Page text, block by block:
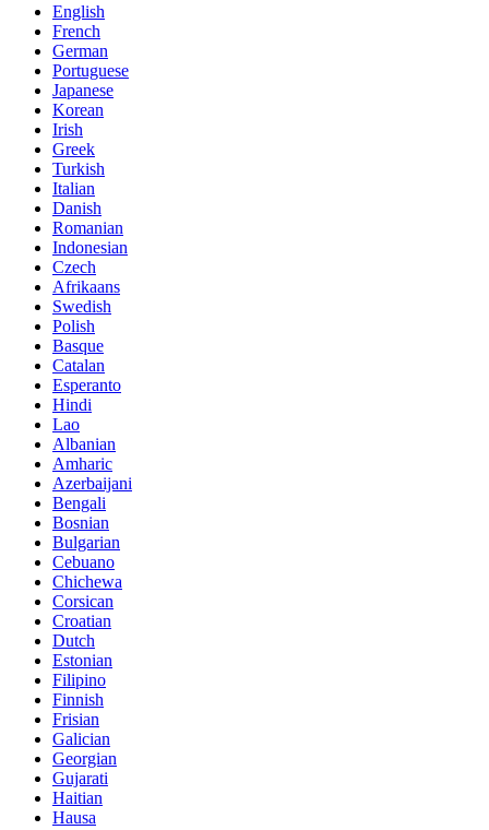
English
French
German
Portuguese
Japanese
Korean
Irish
Greek
Turkish
Italian
Danish
Romanian
Indonesian
Czech
Afrikaans
Swedish
Polish
Basque
Catalan
Esperanto
Hindi
Lao
Albanian
Amharic
Azerbaijani
Bengali
Bosnian
Bulgarian
Cebuano
Chichewa
Corsican
Croatian
Dutch
Estonian
Filipino
Finnish
Frisian
Galician
Georgian
Gujarati
Haitian
Hausa